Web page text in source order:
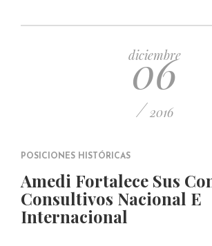
diciembre
06
/ 2016
POSICIONES HISTÓRICAS
Amedi Fortalece Sus
Consultivos Nacional E
Internacional